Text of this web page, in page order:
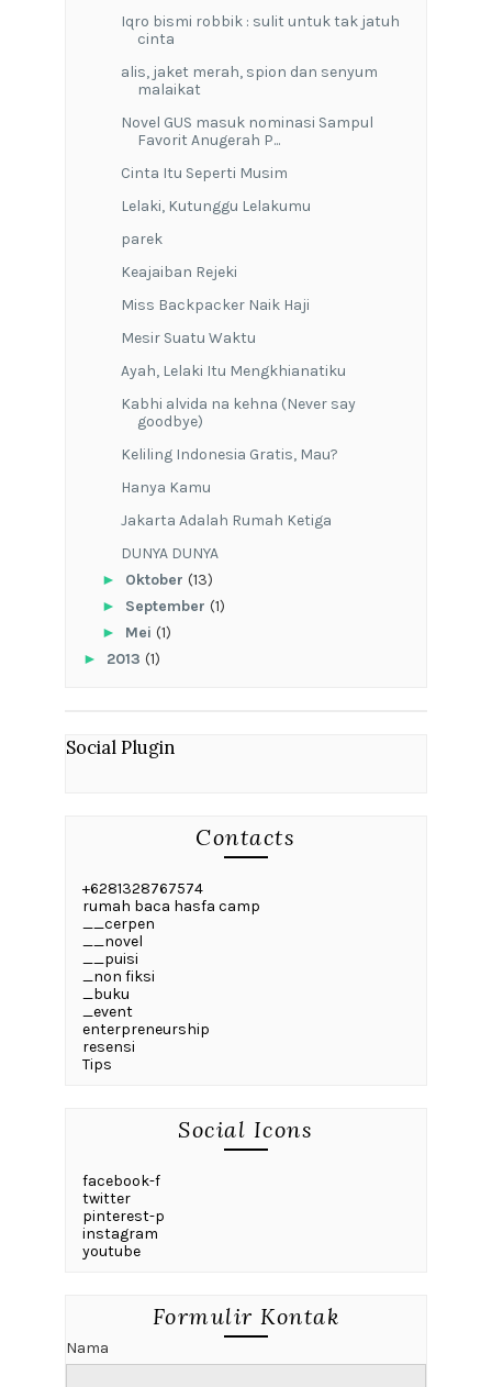
Iqro bismi robbik : sulit untuk tak jatuh
cinta
alis, jaket merah, spion dan senyum
malaikat
Novel GUS masuk nominasi Sampul
Favorit Anugerah P...
Cinta Itu Seperti Musim
Lelaki, Kutunggu Lelakumu
parek
Keajaiban Rejeki
Miss Backpacker Naik Haji
Mesir Suatu Waktu
Ayah, Lelaki Itu Mengkhianatiku
Kabhi alvida na kehna (Never say
goodbye)
Keliling Indonesia Gratis, Mau?
Hanya Kamu
Jakarta Adalah Rumah Ketiga
DUNYA DUNYA
► Oktober (13)
► September (1)
► Mei (1)
► 2013 (1)
Social Plugin
Contacts
+6281328767574
rumah baca hasfa camp
__cerpen
__novel
__puisi
_non fiksi
_buku
_event
enterpreneurship
resensi
Tips
Social Icons
facebook-f
twitter
pinterest-p
instagram
youtube
Formulir Kontak
Nama